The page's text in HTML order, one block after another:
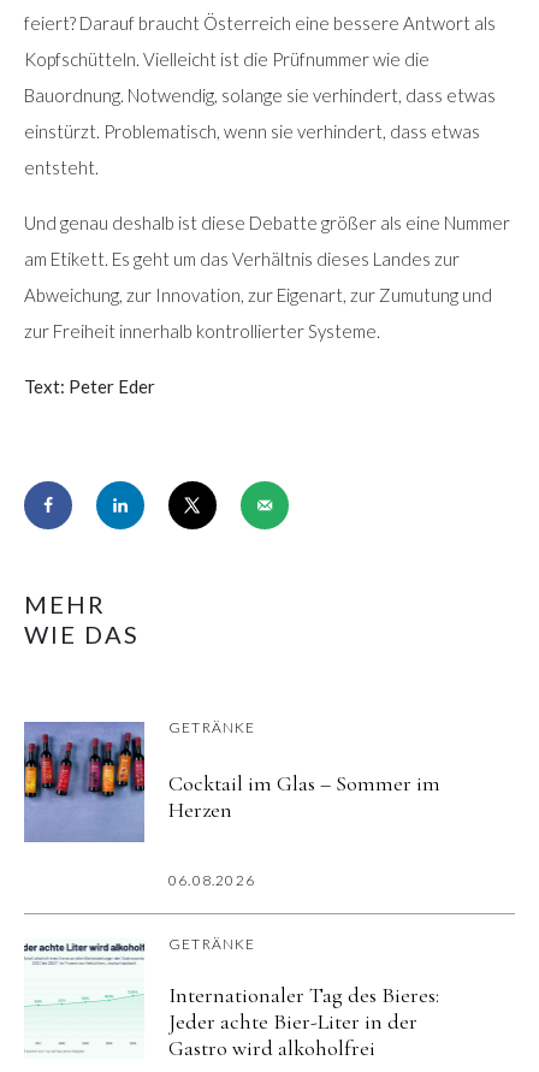
feiert? Darauf braucht Österreich eine bessere Antwort als
Kopfschütteln. Vielleicht ist die Prüfnummer wie die
Bauordnung. Notwendig, solange sie verhindert, dass etwas
einstürzt. Problematisch, wenn sie verhindert, dass etwas
entsteht.
Und genau deshalb ist diese Debatte größer als eine Nummer
am Etikett. Es geht um das Verhältnis dieses Landes zur
Abweichung, zur Innovation, zur Eigenart, zur Zumutung und
zur Freiheit innerhalb kontrollierter Systeme.
Text: Peter Eder
MEHR
WIE DAS
GETRÄNKE
Cocktail im Glas – Sommer im
Herzen
06.08.2026
GETRÄNKE
Internationaler Tag des Bieres:
Jeder achte Bier-Liter in der
Gastro wird alkoholfrei